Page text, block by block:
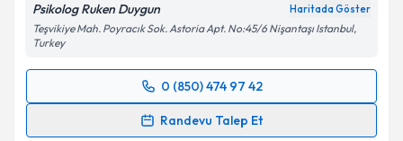
Psikolog Ruken Duygun Haritada Göster
Teşvikiye Mah. Poyracık Sok. Astoria Apt. No:45/6 Nişantaşı Istanbul,
Turkey
0 (850) 474 97 42
Randevu Talep Et
Randevu Takvimi Talebi